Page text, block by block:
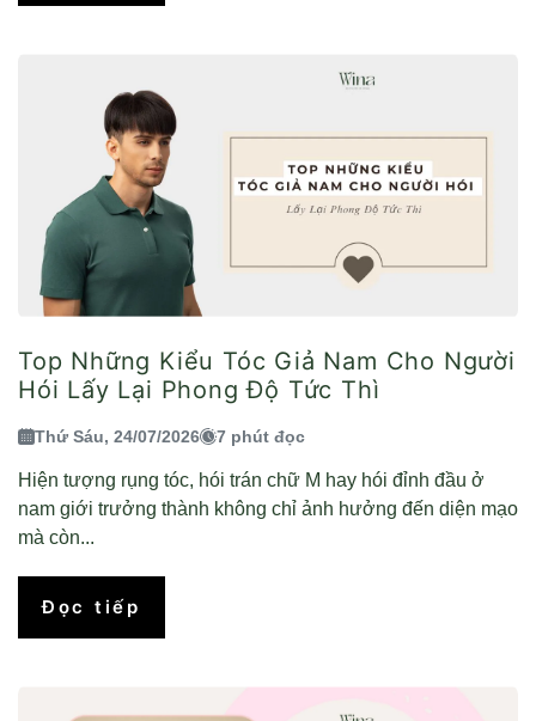
Top Những Kiểu Tóc Giả Nam Cho Người
Hói Lấy Lại Phong Độ Tức Thì
Thứ Sáu, 24/07/2026 7 phút đọc
Hiện tượng rụng tóc, hói trán chữ M hay hói đỉnh đầu ở
nam giới trưởng thành không chỉ ảnh hưởng đến diện mạo
mà còn...
Đọc tiếp